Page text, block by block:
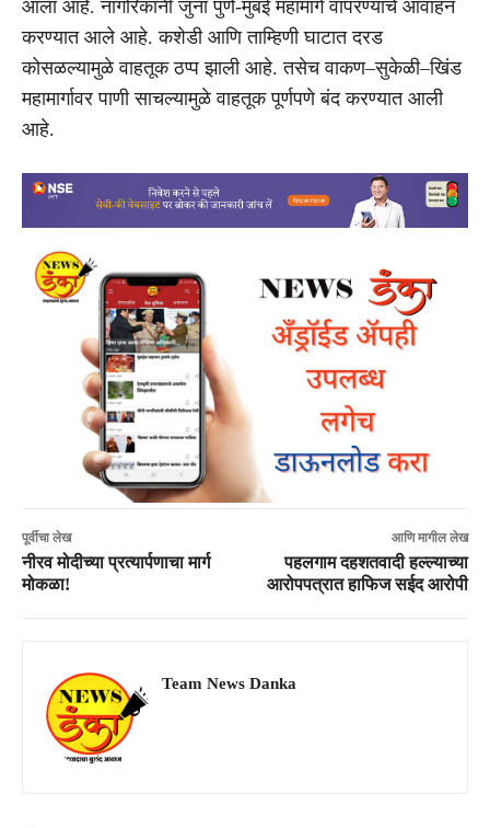
आला आहे. नागरिकांनी जुना पुणे-मुंबई महामार्ग वापरण्याचे आवाहन
करण्यात आले आहे. कशेडी आणि ताम्हिणी घाटात दरड
कोसळल्यामुळे वाहतूक ठप्प झाली आहे. तसेच वाकण–सुकेळी–खिंड
महामार्गावर पाणी साचल्यामुळे वाहतूक पूर्णपणे बंद करण्यात आली
आहे.
पूर्वीचा लेख
नीरव मोदीच्या प्रत्यार्पणाचा मार्ग
मोकळा!
आणि मागील लेख
पहलगाम दहशतवादी हल्ल्याच्या
आरोपपत्रात हाफिज सईद आरोपी
Team News Danka